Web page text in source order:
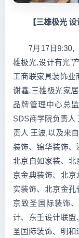
【三雄极光
7月17日9:30,
雄极光,设计有光”
工商联家具装饰业
谢鑫,三雄极光家
品牌管理中心总
SDS商学院负责人
责人 王波,以及来
装饰、锦华装饰、
北京自如家装、
京金典装饰、北京
实装饰、北京金
京致圣国际装饰
计、东壬设计联
圣国际装饰、明和